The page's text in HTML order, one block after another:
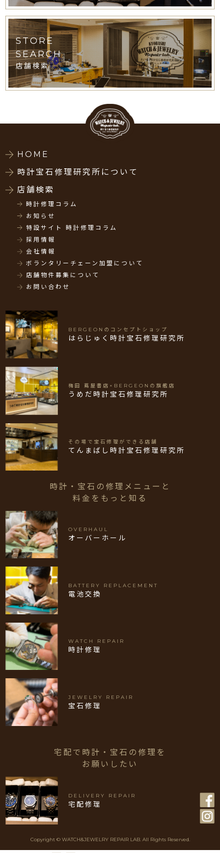
STORE
SEARCH
店舗検索
HOME
時計宝石修理研究所について
店舗検索
時計修理コラム
お知らせ
特設サイト 時計修理コラム
採用情報
会社情報
ボランタリーチェーン加盟について
店舗物件募集について
お問い合わせ
BERGEONのコンセプトショップ
はらじゅく時計宝石修理研究所
梅田 蔦屋書店×BERGEONの旗艦店
うめだ時計宝石修理研究所
その場で宝石修理ができる店舗
てんまばし時計宝石修理研究所
時計・宝石の修理メニューと
料金をもっと知る
OVERHAUL
オーバーホール
BATTERY REPLACEMENT
電池交換
WATCH REPAIR
時計修理
JEWELRY REPAIR
宝石修理
宅配で時計・宝石の修理を
お願いしたい
DELIVERY REPAIR
宅配修理
Copyright © WATCH&JEWELRY REPAIR LAB. All Rights Reserved.